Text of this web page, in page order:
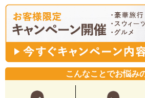
こんなことでお悩み